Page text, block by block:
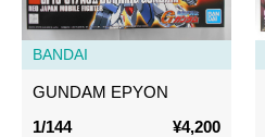
BANDAI
GUNDAM EPYON
1/144
¥4,200